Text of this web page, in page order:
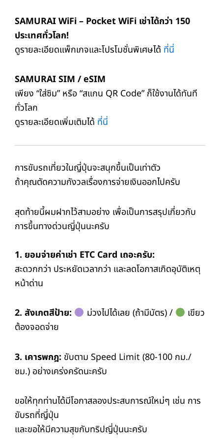
SAMURAI WiFi – Pocket WiFi เช่าได้กว่า 150
ประเทศทั่วโลก!
ดูรายละเอียดแพ็กเกจและโปรโมชั่นพิเศษได้ ที่นี่
SAMURAI SIM / eSIM
เพียง “ใส่ซิม” หรือ “สแกน QR Code” ก็ใช้งานได้ทันที
ทั่วโลก
ดูรายละเอียดเพิ่มเติมได้ ที่นี่
การขับรถเที่ยวในญี่ปุ่นจะสนุกขึ้นเป็นเท่าตัว
ถ้าคุณตัดความกังวลเรื่องการจ่ายเงินออกไปครับ
สุดท้ายนี้ผมฝากไว้สามอย่าง เพื่อเป็นการสรุปเกี่ยวกับ
การขึ้นทางด่วนญี่ปุ่นนะครับ
1. ยอมจ่ายค่าเช่า ETC Card เถอะครับ:
สะดวกกว่า ประหยัดเวลากว่า และลดโอกาสเกิดอุบัติเหตุ
หน้าด่าน
2. สังเกตสีป้าย: ม่วงไปได้เลย (ถ้ามีบัตร) /
เขียว
ต้องจอดจ่าย
3. เคารพกฎ: ขับตาม Speed Limit (80-100 กม./
ชม.) อย่างเคร่งครัดนะครับ
ขอให้ทุกท่านได้มีโอกาสลองประสบการณ์ใหม่ๆ เช่น การ
ขับรถที่ญี่ปุ่น
และขอให้มีความสุขกับทริปญี่ปุ่นนะครับ